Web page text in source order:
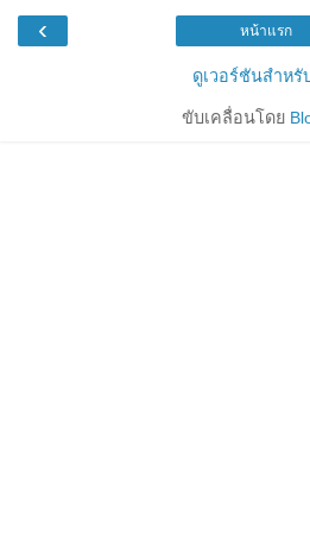
‹ หน้าแรก
ดูเวอร์ชันสำหรั
ขับเคลื่อนโดย